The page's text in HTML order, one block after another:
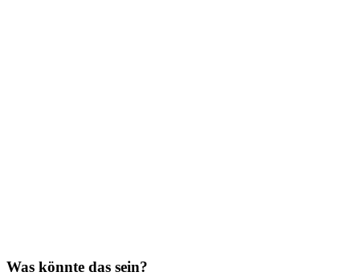
Was könnte das sein?